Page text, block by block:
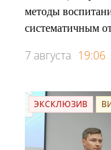
методы
систематичным
7 августа 19:06
ЭКСКЛЮЗИВ